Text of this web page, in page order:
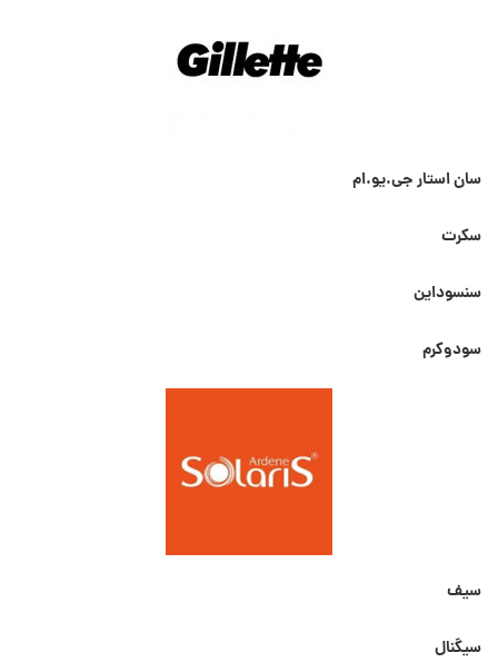
سان استار جی.یو.ام
سکرت
سنسوداین
سودوکرم
سیف
سیگنال